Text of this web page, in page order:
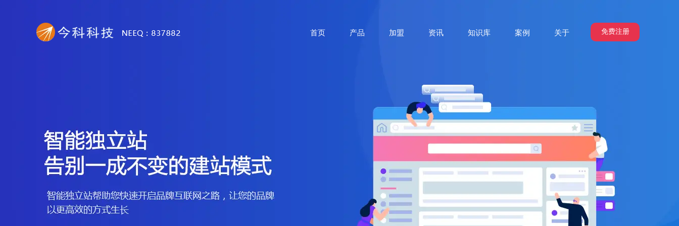
免费注册
首页 产品 加盟 资讯 知识库 案例 关于